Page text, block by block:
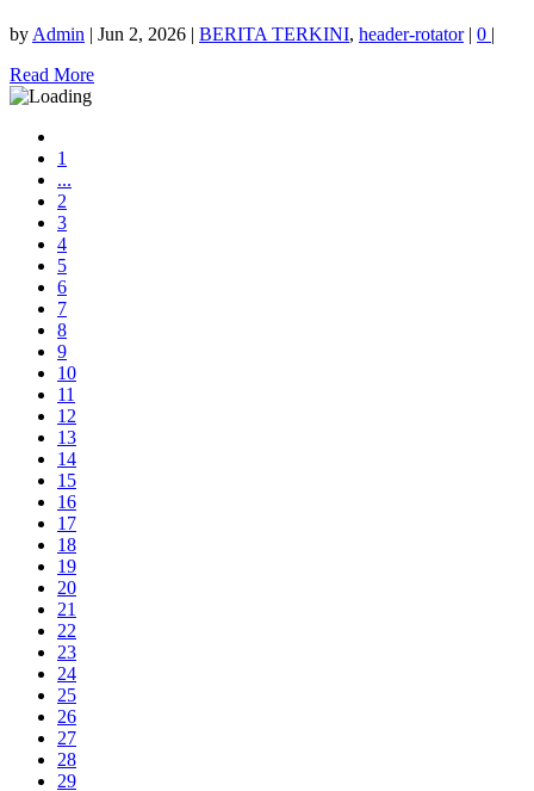
by Admin | Jun 2, 2026 | BERITA TERKINI, header-rotator| 0 |
Read More
1
...
2
3
4
5
6
7
8
9
10
11
12
13
14
15
16
17
18
19
20
21
22
23
24
25
26
27
28
29